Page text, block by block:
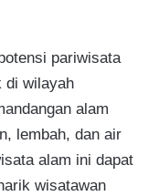
pariwisata
di wilayah
alam
lembah, dan air
alam ini dapat
wisatawan